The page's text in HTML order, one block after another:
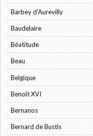
Barbey d'Aurevilly
Baudelaire
Béatitude
Beau
Belgique
Benoît XVI
Bernanos
Bernard de Bustis